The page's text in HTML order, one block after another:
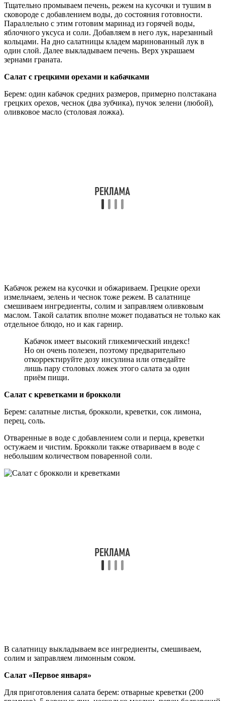
Тщательно промываем печень, режем на кусочки и тушим в
сковороде с добавлением воды, до состояния готовности.
Параллельно с этим готовим маринад из горячей воды,
яблочного уксуса и соли. Добавляем в него лук, нарезанный
кольцами. На дно салатницы кладем маринованный лук в
один слой. Далее выкладываем печень. Верх украшаем
зернами граната.
Салат с грецкими орехами и кабачками
Берем: один кабачок средних размеров, примерно полстакана
грецких орехов, чеснок (два зубчика), пучок зелени (любой),
оливковое масло (столовая ложка).
Кабачок режем на кусочки и обжариваем. Грецкие орехи
измельчаем, зелень и чеснок тоже режем. В салатнице
смешиваем ингредиенты, солим и заправляем оливковым
маслом. Такой салатик вполне может подаваться не только как
отдельное блюдо, но и как гарнир.
Кабачок имеет высокий гликемический индекс!
Но он очень полезен, поэтому предварительно
откорректируйте дозу инсулина или отведайте
лишь пару столовых ложек этого салата за один
приём пищи.
Салат с креветками и брокколи
Берем: салатные листья, брокколи, креветки, сок лимона,
перец, соль.
Отваренные в воде с добавлением соли и перца, креветки
остужаем и чистим. Брокколи также отвариваем в воде с
небольшим количеством поваренной соли.
В салатницу выкладываем все ингредиенты, смешиваем,
солим и заправляем лимонным соком.
Салат «Первое января»
Для приготовления салата берем: отварные креветки (200